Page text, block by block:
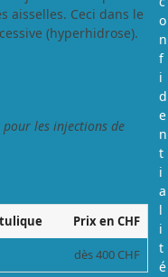
aisselles. Ceci dans le
(hyperhidrose).
les injections de
Prix en CHF
dès 400 CHF
o
n
f
i
d
e
n
t
i
a
l
i
t
é